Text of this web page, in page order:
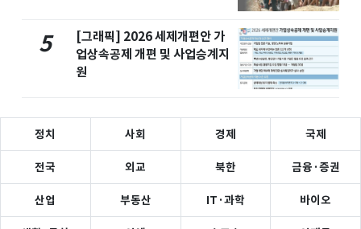
5
[그래픽] 2026 세제개편안 가
업상속공제 개편 및 사업승계지
원
정치 사회 경제 국제
전국 외교 북한 금융·증권
산업 부동산 IT·과학 바이오